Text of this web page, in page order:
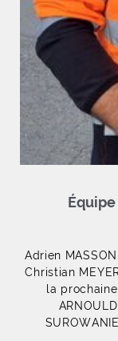
Adrien
Christian
la